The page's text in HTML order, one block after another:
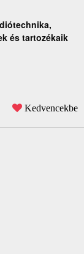
és tartozékaik
Kedvencekbe